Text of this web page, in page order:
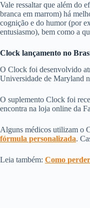
Vale ressaltar que além do
branca em marrom) há
cognição e do humor (por
entusiasmo), bem como a
Clock lançamento no
O Clock foi desenvolvido
Universidade de Maryland
O suplemento Clock foi
encontra na loja online da
Alguns médicos utilizam o
fórmula personalizada.
Leia também: Como